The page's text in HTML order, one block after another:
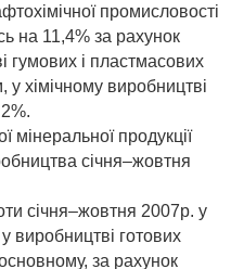
промисловості
на 11,4% за рахунок
гумових і пластмасових
хімічному виробництві
мінеральної продукції
січня–жовтня
січня–жовтня 2007р. у
виробництві готових
за рахунок